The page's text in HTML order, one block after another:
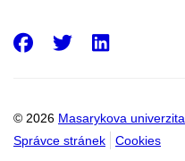
© 2026 Masarykova univerzita
Správce stránek
Cookies
Facebook
Twitter